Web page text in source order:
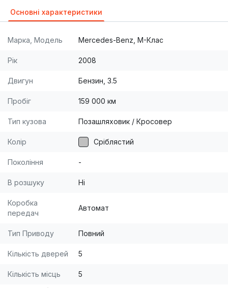
Основні характеристики
Марка, Модель Mercedes-Benz, M-Клас
Рік 2008
Двигун Бензин, 3.5
Пробіг 159 000 км
Тип кузова Позашляховик / Кросовер
Колір Сріблястий
Покоління -
В розшуку Ні
Коробка
передач
Автомат
Тип Приводу Повний
Кількість дверей 5
Кількість місць 5